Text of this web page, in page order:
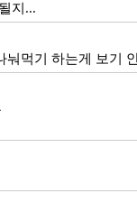
지...
먹기 하는게 보기